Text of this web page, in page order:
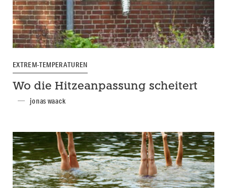
EXTREM-TEMPERATUREN
Wo die Hitzeanpassung scheitert
jonas waack